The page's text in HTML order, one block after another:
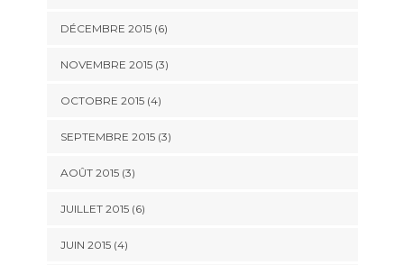
DÉCEMBRE 2015(6)
NOVEMBRE 2015(3)
OCTOBRE 2015(4)
SEPTEMBRE 2015(3)
AOÛT 2015(3)
JUILLET 2015(6)
JUIN 2015(4)